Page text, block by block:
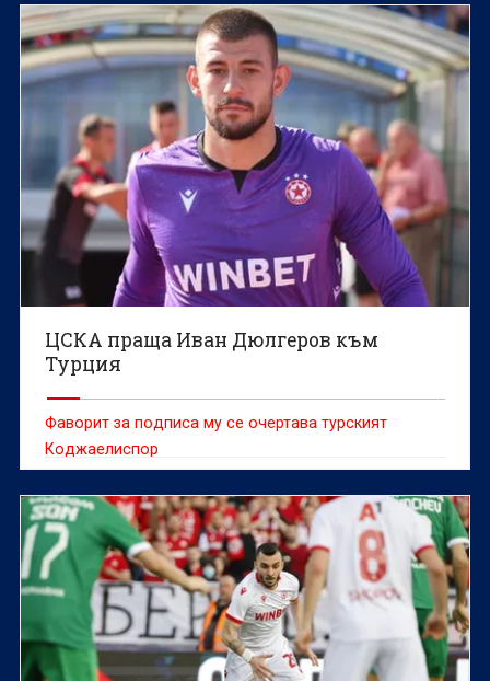
ЦСКА праща Иван Дюлгеров към
Турция
Фаворит за подписа му се очертава турският
Коджаелиспор